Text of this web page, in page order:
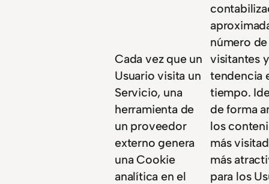
Cada vez que un
Usuario visita un
Servicio, una
herramienta de
un proveedor
externo genera
una Cookie
analítica en el
número de
visitantes
tendencia
tiempo.
de forma
los
más
más
para los